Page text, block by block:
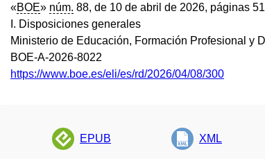
«BOE» núm. 88, de 10 de abril de 2026, páginas
I. Disposiciones generales
Ministerio de Educación, Formación Profesional y
BOE-A-2026-8022
https://www.boe.es/eli/es/rd/2026/04/08/300
EPUB XML